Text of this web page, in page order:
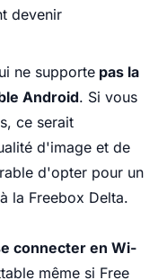
devenir
ne supporte pas la
Android. Si vous
ce serait
d'image et de
d'opter pour un
la Freebox Delta.
connecter en Wi-
même si Free